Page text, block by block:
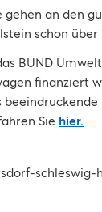
an den
schon
BUND
finanziert
Sie hier.